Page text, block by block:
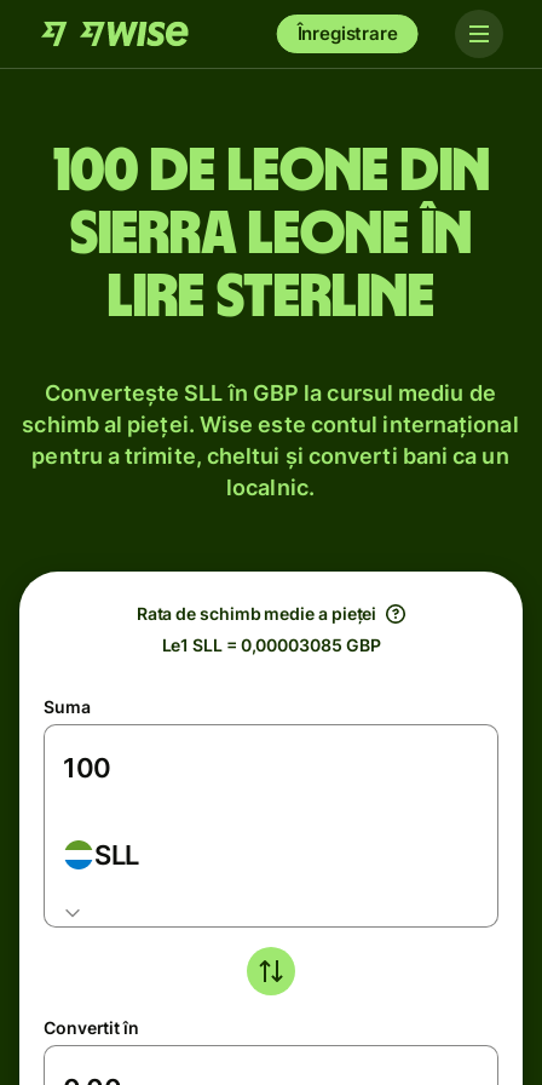
Înregistrare
100 de leone din
Sierra Leone în
lire sterline
Convertește SLL în GBP la cursul mediu de
schimb al pieței. Wise este contul internațional
pentru a trimite, cheltui și converti bani ca un
localnic.
Rata de schimb medie a pieței
Le1 SLL = 0,00003085 GBP
Suma
SLL
Convertit în